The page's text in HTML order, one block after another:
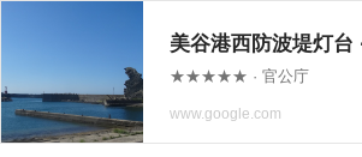
美谷港西防波堤灯台
★★★★★ · 官公庁
www.google.com